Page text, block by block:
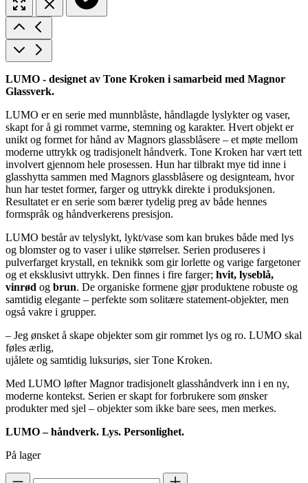
LUMO - designet av Tone Kroken i samarbeid med Magnor
Glassverk.
LUMO er en serie med munnblåste, håndlagde lyslykter og vaser,
skapt for å gi rommet varme, stemning og karakter. Hvert objekt er
unikt og formet for hånd av Magnors glassblåsere – et møte mellom
moderne uttrykk og tradisjonelt håndverk. Tone Kroken har vært tett
involvert gjennom hele prosessen. Hun har tilbrakt mye tid inne i
glasshytta sammen med Magnors glassblåsere og designteam, hvor
hun har testet former, farger og uttrykk direkte i produksjonen.
Resultatet er en serie som bærer tydelig preg av både hennes
formspråk og håndverkerens presisjon.
LUMO består av telyslykt, lykt/vase som kan brukes både med lys
og blomster og to vaser i ulike størrelser. Serien produseres i
pulverfarget krystall, en teknikk som gir lorlette og varige fargetoner
og et eksklusivt uttrykk. Den finnes i fire farger; hvit, lyseblå,
vinrød og brun. De organiske formene gjør produktene robuste og
samtidig elegante – perfekte som solitære statement-objekter, men
også vakre i grupper.
– Jeg ønsket å skape objekter som gir rommet lys og ro. LUMO skal
føles ærlig,
ujålete og samtidig luksuriøs, sier Tone Kroken.
Med LUMO løfter Magnor tradisjonelt glasshåndverk inn i en ny,
moderne kontekst. Serien er skapt for forbrukere som ønsker
produkter med sjel – objekter som ikke bare sees, men merkes.
LUMO – håndverk. Lys. Personlighet.
På lager